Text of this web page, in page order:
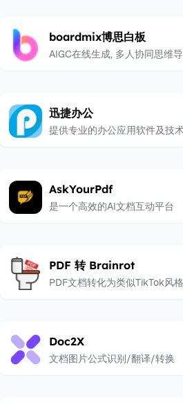
boardmix博思白板
AIGC在线生成, 多人协同思维
迅捷办公
提供专业的办公应用软件及技
AskYourPdf
是一个高效的AI文档互动平台
PDF 转 Brainrot
PDF文档转化为类似TikTok风
Doc2X
文档图片公式识别/翻译/转换